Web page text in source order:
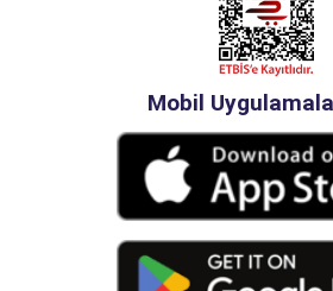
Mobil